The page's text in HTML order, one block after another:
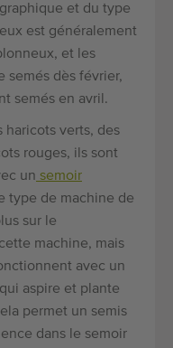
et du type
est généralement
et les
semés dès février,
semés en avril.
haricots verts, des
rouges, ils sont
un semoir
type de machine de
sur le
machine, mais
avec un
aspire et plante
permet un semis
dans le semoir